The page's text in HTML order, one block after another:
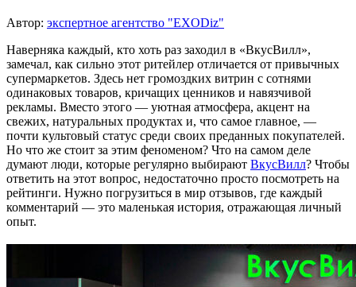
Автор: экспертное агентство "EXODiz"
Наверняка каждый, кто хоть раз заходил в «ВкусВилл»,
замечал, как сильно этот ритейлер отличается от привычных
супермаркетов. Здесь нет громоздких витрин с сотнями
одинаковых товаров, кричащих ценников и навязчивой
рекламы. Вместо этого — уютная атмосфера, акцент на
свежих, натуральных продуктах и, что самое главное, —
почти культовый статус среди своих преданных покупателей.
Но что же стоит за этим феноменом? Что на самом деле
думают люди, которые регулярно выбирают ВкусВилл? Чтобы
ответить на этот вопрос, недостаточно просто посмотреть на
рейтинги. Нужно погрузиться в мир отзывов, где каждый
комментарий — это маленькая история, отражающая личный
опыт.